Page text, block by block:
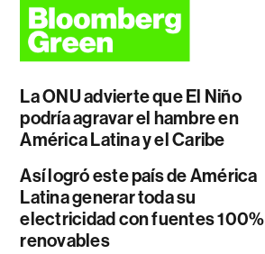
La ONU advierte que El Niño
podría agravar el hambre en
América Latina y el Caribe
Así logró este país de América
Latina generar toda su
electricidad con fuentes 100%
renovables